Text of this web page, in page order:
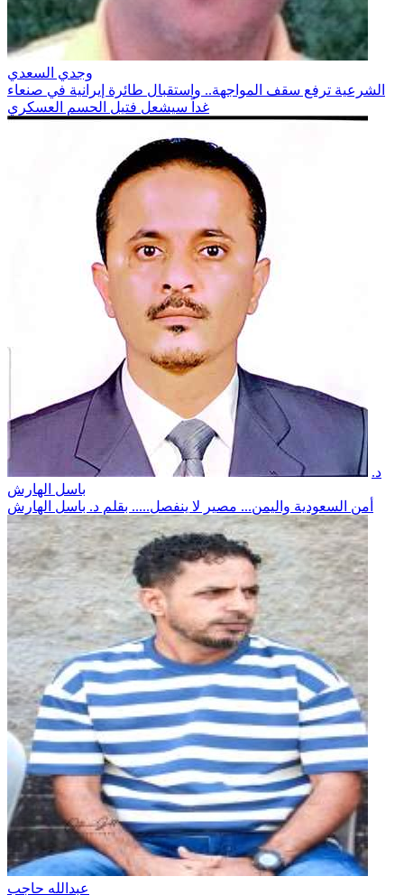
وجدي السعدي
الشرعية ترفع سقف المواجهة.. واستقبال طائرة إيرانية في صنعاء
غداً سيشعل فتيل الحسم العسكري
د.
باسل الهارش
أمن السعودية واليمن... مصير لا ينفصل..... بقلم د. باسل الهارش
عبدالله حاجب